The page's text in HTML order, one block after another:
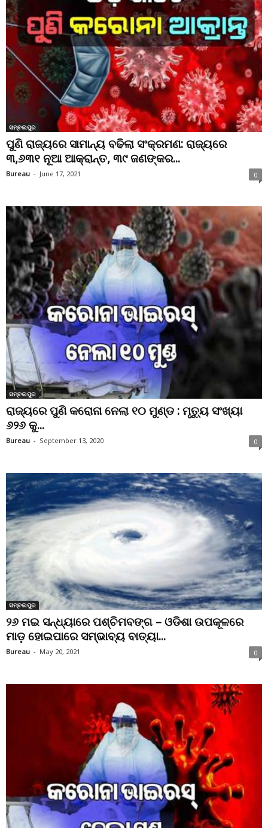
ସମ୍ବଲପୁର
ପୁଣି ରାଜ୍ୟରେ ସାମାନ୍ୟ ବଢିଲା ସଂକ୍ରମଣ: ରାଜ୍ୟରେ
୩,୬୩୧ ନୂଆ ଆକ୍ରାନ୍ତ, ୩୯ ଜଣଙ୍କର...
Bureau - June 17, 2021 0
ସମ୍ବଲପୁର
ରାଜ୍ୟରେ ପୁଣି କରୋନା ନେଲା ୧୦ ମୁଣ୍ଡ : ମୃତ୍ୟୁ ସଂଖ୍ୟା
୬୨୬ କୁ...
Bureau - September 13, 2020 0
ସମ୍ବଲପୁର
୨୬ ମଇ ସନ୍ଧ୍ୟାରେ ପଶ୍ଚିମବଙ୍ଗ – ଓଡିଶା ଉପକୂଳରେ
ମାଡ଼ ହୋଇପାରେ ସମ୍ଭାବ୍ୟ ବାତ୍ୟା...
Bureau - May 20, 2021 0